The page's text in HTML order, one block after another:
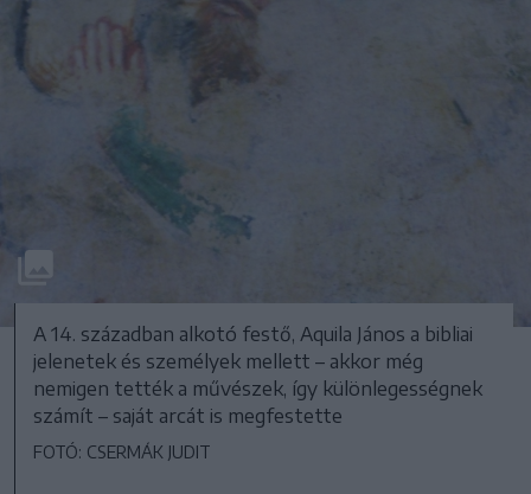
A 14. században alkotó festő, Aquila János a bibliai
jelenetek és személyek mellett – akkor még
nemigen tették a művészek, így különlegességnek
számít – saját arcát is megfestette
FOTÓ: CSERMÁK JUDIT